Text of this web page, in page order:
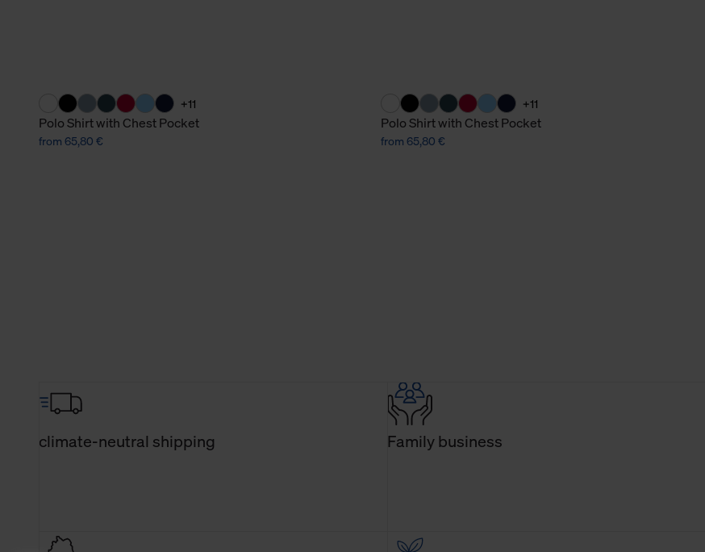
+11
Polo Shirt with Chest Pocket
from 65,80 €
+11
Polo Shirt with Chest Pocket
from 65,80 €
climate-neutral shipping Family business